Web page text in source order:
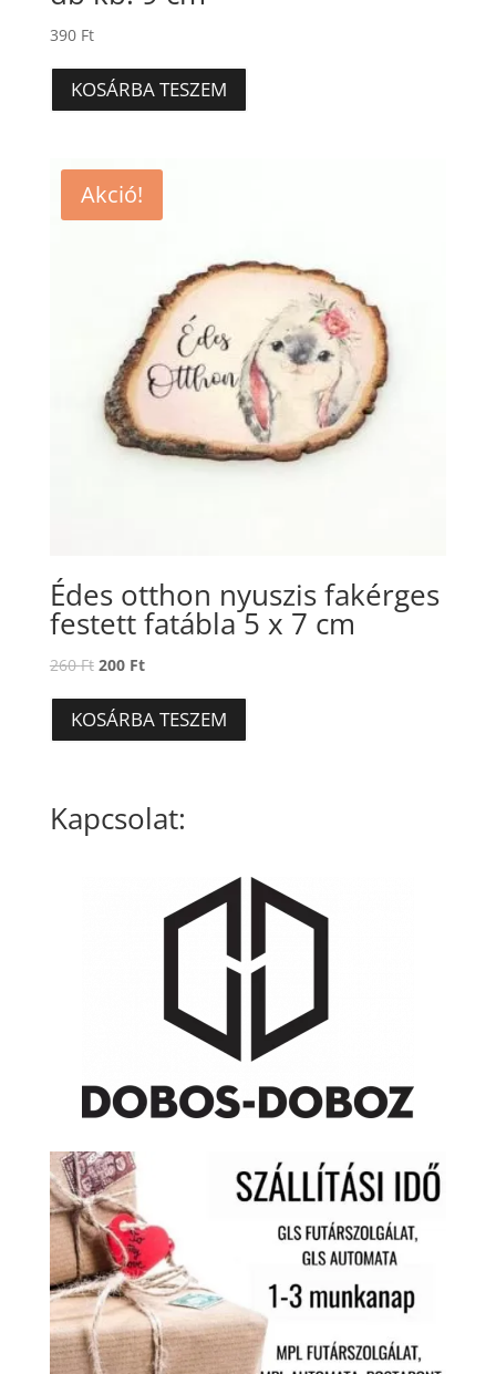
390 Ft
KOSÁRBA TESZEM
Akció!
Édes otthon nyuszis fakérges
festett fatábla 5 x 7 cm
260Ft Original
was:
260 Ft.
200 FtCurrent
is:
200 Ft.
KOSÁRBA TESZEM
Kapcsolat: